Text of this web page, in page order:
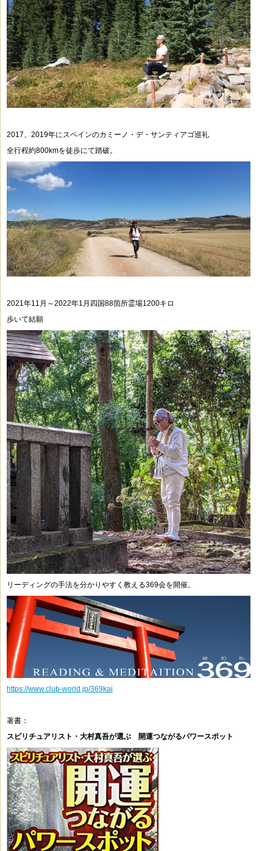
2017、2019年にスペインのカミーノ・デ・サンティアゴ巡礼
全行程約800kmを徒歩にて踏破。
2021年11月～2022年1月四国88箇所霊場1200キロ
歩いて結願
リーディングの手法を分かりやすく教える369会を開催。
https://www.club-world.jp/369kai
著書：
スピリチュアリスト・大村真吾が選ぶ 開運つながるパワースポット